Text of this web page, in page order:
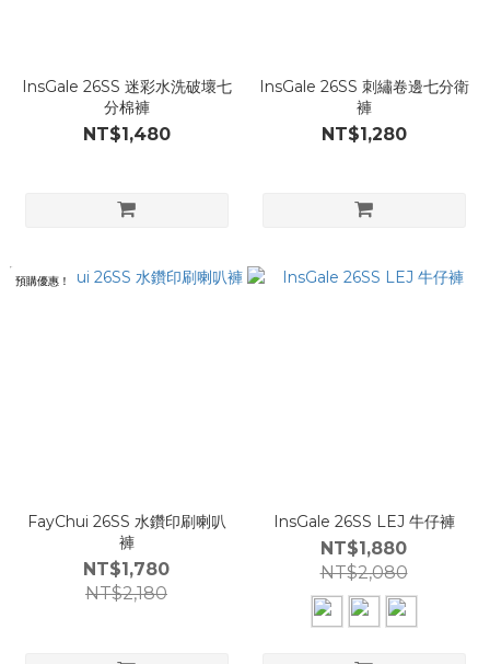
InsGale 26SS 迷彩水洗破壞七
分棉褲
NT$1,480
InsGale 26SS 刺繡卷邊七分衛
褲
NT$1,280
預購優惠！
FayChui 26SS 水鑽印刷喇叭
褲
NT$1,780
NT$2,180
InsGale 26SS LEJ 牛仔褲
NT$1,880
NT$2,080